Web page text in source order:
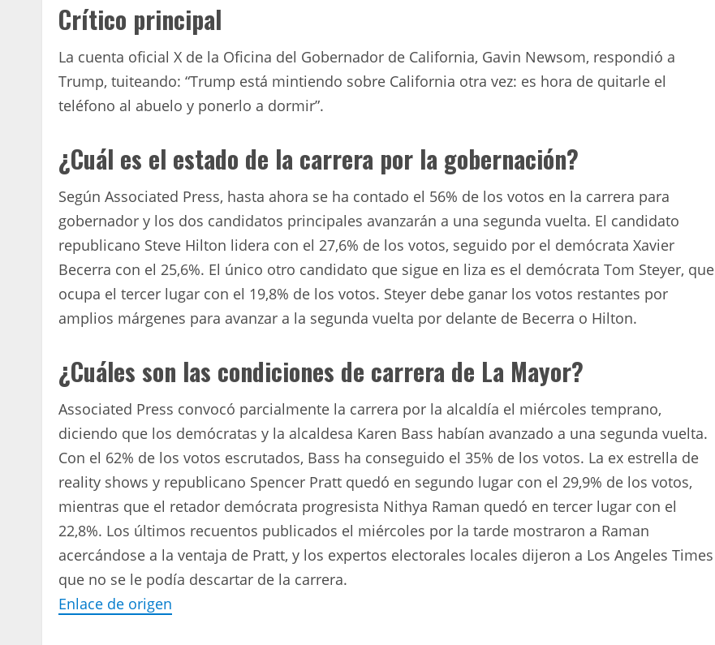
Crítico principal
La cuenta oficial X de la Oficina del Gobernador de California, Gavin Newsom, respondió a
Trump, tuiteando: “Trump está mintiendo sobre California otra vez: es hora de quitarle el
teléfono al abuelo y ponerlo a dormir”.
¿Cuál es el estado de la carrera por la gobernación?
Según Associated Press, hasta ahora se ha contado el 56% de los votos en la carrera para
gobernador y los dos candidatos principales avanzarán a una segunda vuelta. El candidato
republicano Steve Hilton lidera con el 27,6% de los votos, seguido por el demócrata Xavier
Becerra con el 25,6%. El único otro candidato que sigue en liza es el demócrata Tom Steyer, que
ocupa el tercer lugar con el 19,8% de los votos. Steyer debe ganar los votos restantes por
amplios márgenes para avanzar a la segunda vuelta por delante de Becerra o Hilton.
¿Cuáles son las condiciones de carrera de La Mayor?
Associated Press convocó parcialmente la carrera por la alcaldía el miércoles temprano,
diciendo que los demócratas y la alcaldesa Karen Bass habían avanzado a una segunda vuelta.
Con el 62% de los votos escrutados, Bass ha conseguido el 35% de los votos. La ex estrella de
reality shows y republicano Spencer Pratt quedó en segundo lugar con el 29,9% de los votos,
mientras que el retador demócrata progresista Nithya Raman quedó en tercer lugar con el
22,8%. Los últimos recuentos publicados el miércoles por la tarde mostraron a Raman
acercándose a la ventaja de Pratt, y los expertos electorales locales dijeron a Los Angeles Times
que no se le podía descartar de la carrera.
Enlace de origen